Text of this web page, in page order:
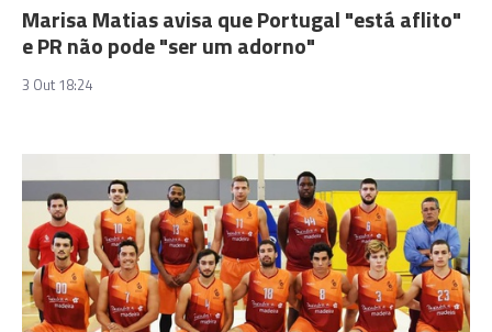
Marisa Matias avisa que Portugal "está aflito"
e PR não pode "ser um adorno"
3 Out 18:24